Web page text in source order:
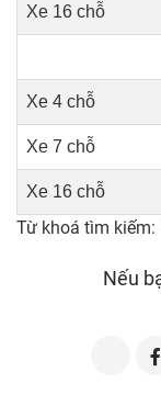
Xe 16 chỗ
Xe 4 chỗ
Xe 7 chỗ
Xe 16 chỗ
Từ khoá tìm kiếm:
Nếu